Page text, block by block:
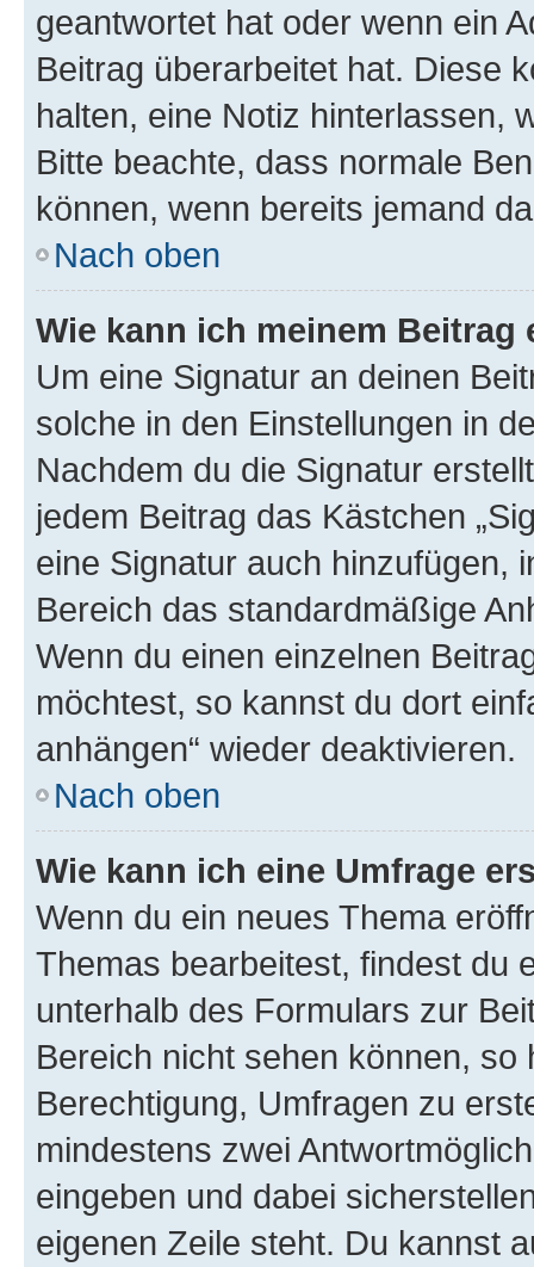
geantwortet hat oder wenn ein
Beitrag überarbeitet hat. Diese
halten, eine Notiz hinterlassen,
Bitte beachte, dass normale
können, wenn bereits jemand
Nach oben
Wie kann ich meinem
Um eine Signatur an deinen
solche in den Einstellungen in
Nachdem du die Signatur
jedem Beitrag das Kästchen
eine Signatur auch hinzufügen,
Bereich das standardmäßige
Wenn du einen einzelnen
möchtest, so kannst du dort
anhängen“ wieder deaktivieren.
Nach oben
Wie kann ich eine Umfrage
Wenn du ein neues Thema
Themas bearbeitest, findest du
unterhalb des Formulars zur
Bereich nicht sehen können,
Berechtigung, Umfragen zu
mindestens zwei
eingeben und dabei
eigenen Zeile steht. Du kannst